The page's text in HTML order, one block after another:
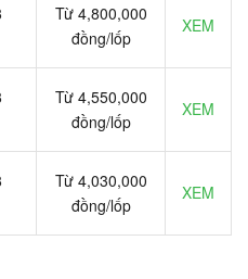
Từ 4,800,000
đồng/lốp
XEM
Từ 4,550,000
đồng/lốp
XEM
Từ 4,030,000
đồng/lốp
XEM